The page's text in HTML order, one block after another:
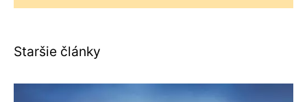
Staršie články